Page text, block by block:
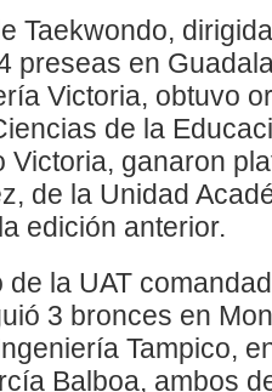
Taekwondo,
preseas en
Victoria, obtuvo
de la
Victoria, ganaron
de la Unidad
edición anterior.
de la UAT
3 bronces en
Tampico,
Balboa, ambos